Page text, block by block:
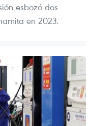
esbozó dos
en 2023.